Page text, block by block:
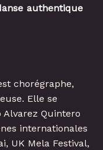
authentique
chorégraphe,
Elle se
Quintero
internationales
UK Mela Festival,